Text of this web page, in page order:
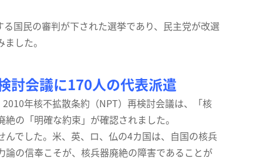
国民の審判が下された選挙であり、民主党が改選
した。
討会議に170人の代表派遣
年核不拡散条約（NPT）再検討会議は、「核
の「明確な約束」が確認されました。
でした。米、英、ロ、仏の4カ国は、自国の核兵
の信奉こそが、核兵器廃絶の障害であることが